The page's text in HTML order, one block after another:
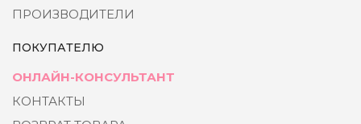
ПРОИЗВОДИТЕЛИ
ПОКУПАТЕЛЮ
ОНЛАЙН-КОНСУЛЬТАНТ
КОНТАКТЫ